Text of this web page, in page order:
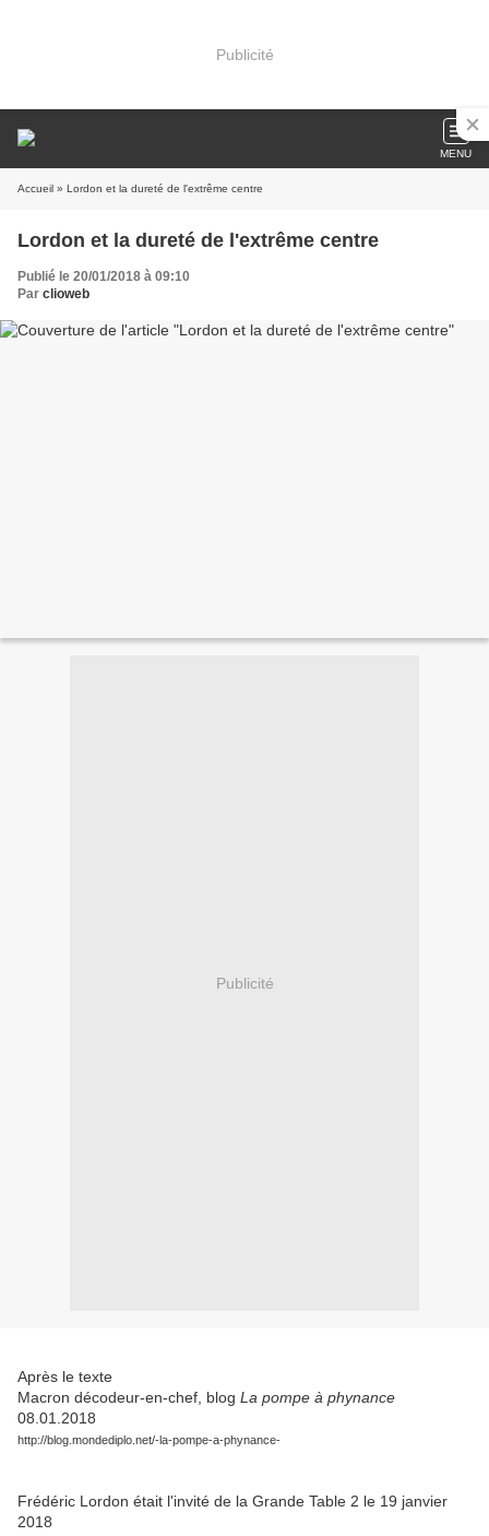
Publicité
MENU
Accueil » Lordon et la dureté de l'extrême centre
Lordon et la dureté de l'extrême centre
Publié le 20/01/2018 à 09:10
Par clioweb
Publicité
Après le texte
Macron décodeur-en-chef, blog La pompe à phynance
08.01.2018
http://blog.mondediplo.net/-la-pompe-a-phynance-
Frédéric Lordon était l'invité de la Grande Table 2 le 19 janvier
2018